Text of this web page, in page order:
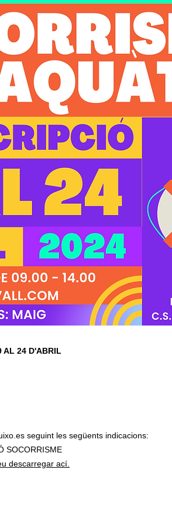
AL 24 D'ABRIL
seguint les següents indicacions:
SOCORRISME
descarregar ací.